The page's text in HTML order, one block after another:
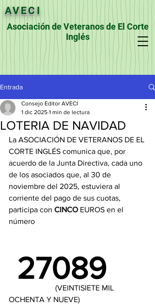
AVECI
Asociación de Veteranos de El Corte
Inglés
Entrada
LOTERIA DE NAVIDAD
Consejo Editor AVECI
1 dic 2025 1 min de lectura
La ASOCIACIÓN DE VETERANOS DE EL
CORTE INGLÉS comunica que, por
acuerdo de la Junta Directiva, cada uno
de los asociados que, al 30 de
noviembre del 2025, estuviera al
corriente del pago de sus cuotas,
participa con CINCO EUROS en el
número
27089
(VEINTISIETE MIL
OCHENTA Y NUEVE)